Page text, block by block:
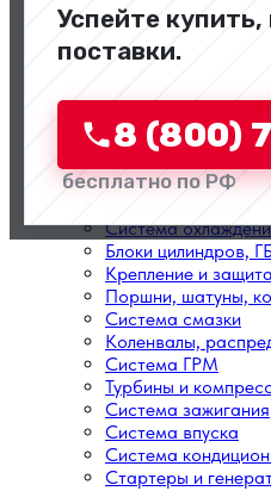
Успейте купить,
поставки.
8 (800)
бесплатно по РФ
Топливная система
Система
Блоки цилиндров,
Крепление и
Поршни, шатуны,
Система смазки
Коленвалы,
Система ГРМ
Турбины и
Система зажигания
Система впуска
Система
Стартеры и